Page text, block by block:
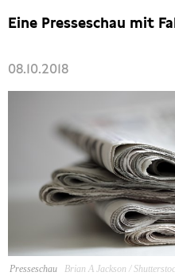
Interviews
Artikel
Presseschau
Publikationen
Anfragen (Archivseite)
Eine Presseschau mit
08.10.2018
Presseschau Brian A Jackson /